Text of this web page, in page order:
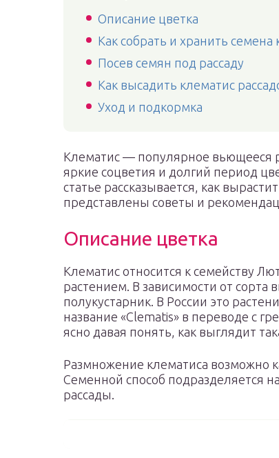
Описание цветка
Как собрать и хранить семена
Посев семян под рассаду
Как высадить клематис
Уход и подкормка
Клематис — популярное вьющееся
яркие соцветия и долгий период
статье рассказывается, как
представлены советы и
Описание цветка
Клематис относится к семейству
растением. В зависимости от сорта
полукустарник. В России это
название «Clematis» в переводе с
ясно давая понять, как выглядит
Размножение клематиса возможно
Семенной способ подразделяется
рассады.